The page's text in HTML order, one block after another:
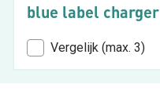
blue label charger
Vergelijk (max. 3)